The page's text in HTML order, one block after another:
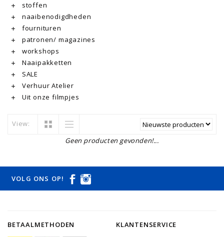
stoffen
naaibenodigdheden
fournituren
patronen/ magazines
workshops
Naaipakketten
SALE
Verhuur Atelier
Uit onze filmpjes
View:
Geen producten gevonden!...
VOLG ONS OP!
BETAALMETHODEN KLANTENSERVICE